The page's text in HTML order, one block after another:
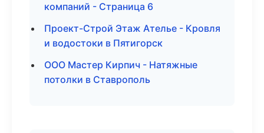
компаний - Страница 6
Проект-Строй Этаж Ателье - Кровля
и водостоки в Пятигорск
ООО Мастер Кирпич - Натяжные
потолки в Ставрополь